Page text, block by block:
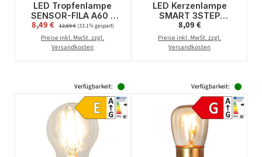
LED Tropfenlampe
SENSOR-FILA A60 -
E27 - 7W - warmweiss
2700K - 800lm - klar
Verkaufspreis:
8,49 € Regulärer Preis:
12,69 €(33.1% gespart)
Preise inkl. MwSt. zzgl.
Versandkosten
LED Kerzenlampe
SMART 3STEP
DIMMING - C37 - E14 -
5W - WW 2700K -
360lm
Regulärer Preis:
8,09 €
Preise inkl. MwSt. zzgl.
Versandkosten
Verfügbarkeit: Verfügbarkeit: